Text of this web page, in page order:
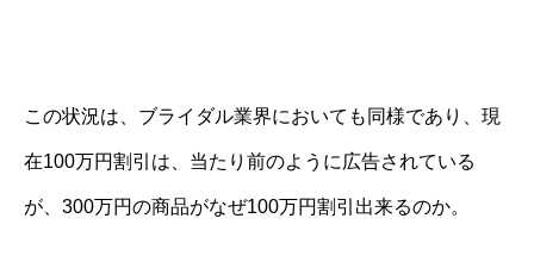
この状況は、ブライダル業界においても同様であり、現
在100万円割引は、当たり前のように広告されている
が、300万円の商品がなぜ100万円割引出来るのか。